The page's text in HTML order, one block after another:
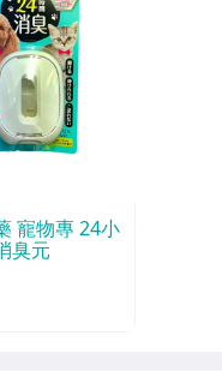
寵物專 24小
臭元